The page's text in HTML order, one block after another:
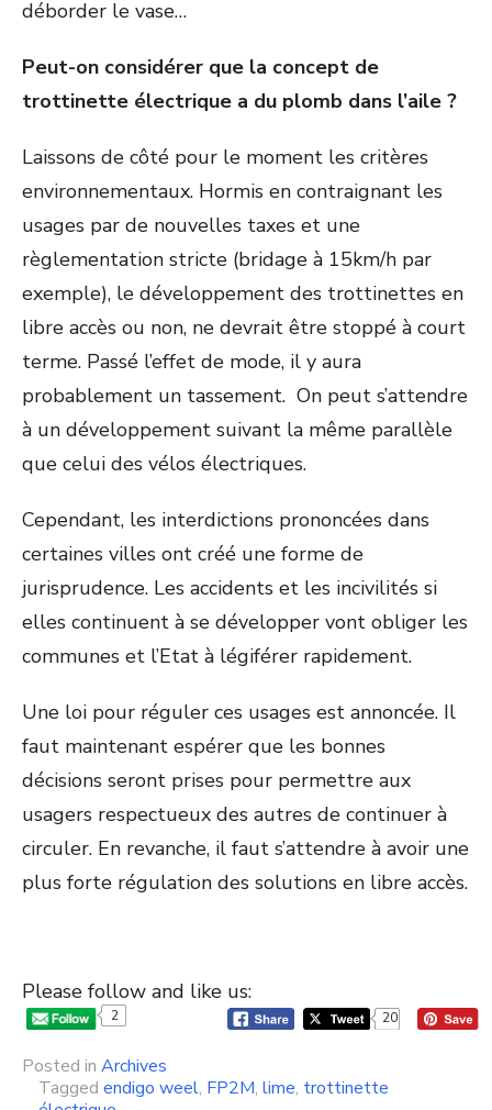
déborder le vase…
Peut-on considérer que la concept de
trottinette électrique a du plomb dans l’aile ?
Laissons de côté pour le moment les critères
environnementaux. Hormis en contraignant les
usages par de nouvelles taxes et une
règlementation stricte (bridage à 15km/h par
exemple), le développement des trottinettes en
libre accès ou non, ne devrait être stoppé à court
terme. Passé l’effet de mode, il y aura
probablement un tassement. On peut s’attendre
à un développement suivant la même parallèle
que celui des vélos électriques.
Cependant, les interdictions prononcées dans
certaines villes ont créé une forme de
jurisprudence. Les accidents et les incivilités si
elles continuent à se développer vont obliger les
communes et l’Etat à légiférer rapidement.
Une loi pour réguler ces usages est annoncée. Il
faut maintenant espérer que les bonnes
décisions seront prises pour permettre aux
usagers respectueux des autres de continuer à
circuler. En revanche, il faut s’attendre à avoir une
plus forte régulation des solutions en libre accès.
Please follow and like us:
2 20
Posted in Archives
Tagged endigo weel, FP2M, lime, trottinette